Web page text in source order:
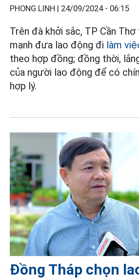
PHONG LINH | 24/09/2024 - 06:15
Trên đà khởi sắc, TP Cần
mạnh đưa lao động đi làm
theo hợp đồng; đồng thời,
của người lao động để có
hợp lý.
Đồng Tháp chọn